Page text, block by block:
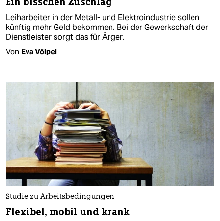
Leiharbeiter in der Metall- und Elektroindustrie sollen
künftig mehr Geld bekommen. Bei der Gewerkschaft der
Dienstleister sorgt das für Ärger.
Von Eva Völpel
Studie zu Arbeitsbedingungen
Flexibel, mobil und krank